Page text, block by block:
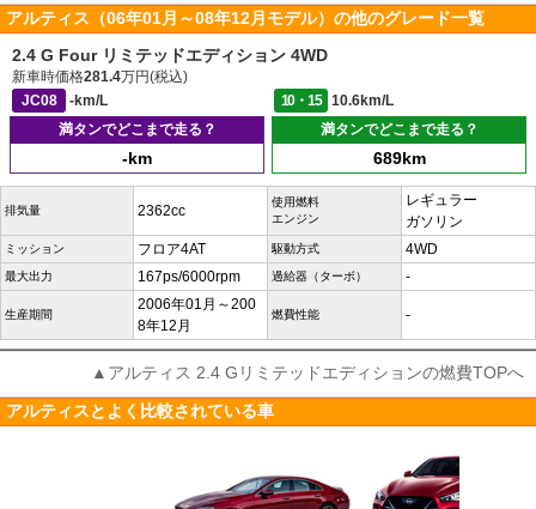
アルティス（06年01月～08年12月モデル）の他のグレード一覧
2.4 G Four リミテッドエディション 4WD
新車時価格281.4万円(税込)
JC08
-km/L 10・15
10.6km/L
満タンでどこまで走る？
-km
満タンでどこまで走る？
689km
排気量 2362cc
使用燃料
エンジン
レギュラー
ガソリン
ミッション フロア4AT 駆動方式 4WD
最大出力 167ps/6000rpm 過給器（ターボ） -
生産期間
2006年01月～200
8年12月
燃費性能 -
▲アルティス 2.4 Gリミテッドエディションの燃費TOPへ
アルティスとよく比較されている車